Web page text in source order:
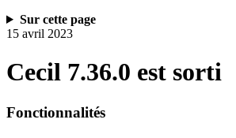
Sur cette page
15 avril 2023
Cecil 7.36.0 est sorti
Fonctionnalités